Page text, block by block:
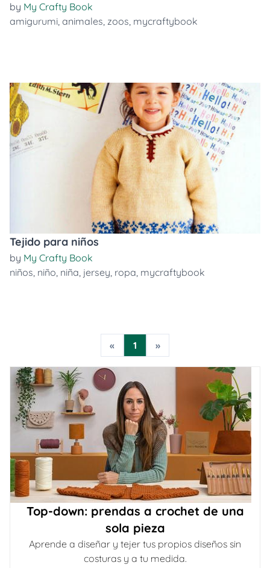
by My Crafty Book
amigurumi, animales, zoos, mycraftybook
Tejido para niños
by My Crafty Book
niños, niño, niña, jersey, ropa, mycraftybook
« 1 »
Top-down: prendas a crochet de una
sola pieza
Aprende a diseñar y tejer tus propios diseños sin
costuras y a tu medida.